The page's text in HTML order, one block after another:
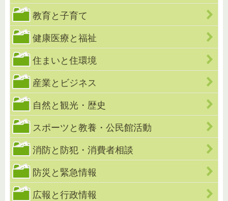
教育と子育て
健康医療と福祉
住まいと住環境
産業とビジネス
自然と観光・歴史
スポーツと教養・公民館活動
消防と防犯・消費者相談
防災と緊急情報
広報と行政情報